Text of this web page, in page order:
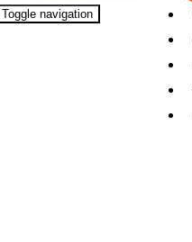
Toggle navigation